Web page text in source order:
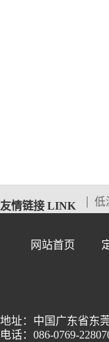
友情链接 LINK 低
网站首页
地址：中国广东省东
电话：086-0769-